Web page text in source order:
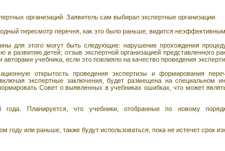
организаций. Заявитель сам выбирал экспертные организации.
пересмотр перечня, как это было раньше, видится неэффективным.
для этого могут быть следующие: нарушение прохождения
детей; отзыв экспертной организацией представленного
учебника, если это повлияло на качество проведения
открытость проведения экспертизы и формирования
экспертные заключения, будет размещена на специальном
Совет о выявленных в учебниках ошибках, что может
Планируется, что учебники, отобранные по новому
или раньше, также будут использоваться, пока не истечет срок